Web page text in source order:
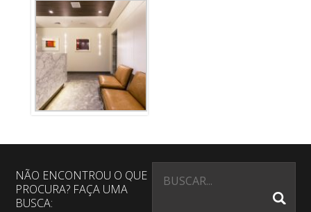
NÃO ENCONTROU O QUE
PROCURA? FAÇA UMA
BUSCA: